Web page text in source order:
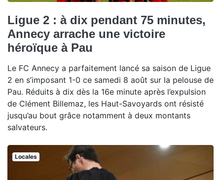
Ligue 2 : à dix pendant 75 minutes,
Annecy arrache une victoire
héroïque à Pau
Le FC Annecy a parfaitement lancé sa saison de Ligue
2 en s’imposant 1-0 ce samedi 8 août sur la pelouse de
Pau. Réduits à dix dès la 16e minute après l’expulsion
de Clément Billemaz, les Haut-Savoyards ont résisté
jusqu’au bout grâce notamment à deux montants
salvateurs.
Locales